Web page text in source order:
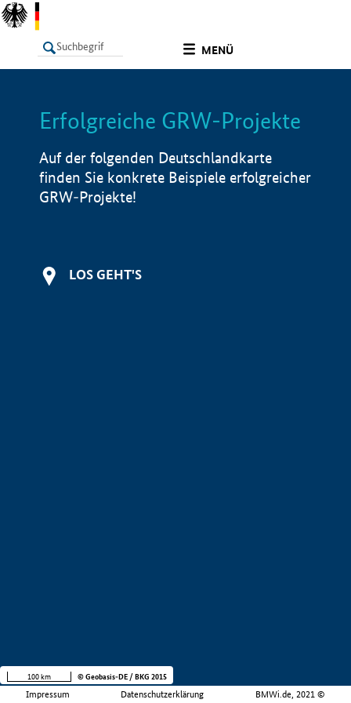
MENÜ
LISTE Info
Erfolgreiche GRW-Projekte
Auf der folgenden Deutschlandkarte
finden Sie konkrete Beispiele erfolgreicher
GRW-Projekte!
LOS GEHT'S
Impressum Datenschutzerklärung BMWi.de, 2021 ©
100 km © Geobasis-DE / BKG 2015